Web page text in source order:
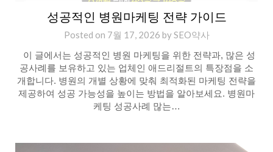
성공적인 병원마케팅 전략 가이드
Posted on 7월 17, 2026 bySEO약사
이 글에서는 성공적인 병원 마케팅을 위한 전략과, 많은 성
공사례를 보유하고 있는 업체인 애드리절트의 특장점을 소
개합니다. 병원의 개별 상황에 맞춰 최적화된 마케팅 전략을
제공하여 성공 가능성을 높이는 방법을 알아보세요. 병원마
케팅 성공사례 많는…